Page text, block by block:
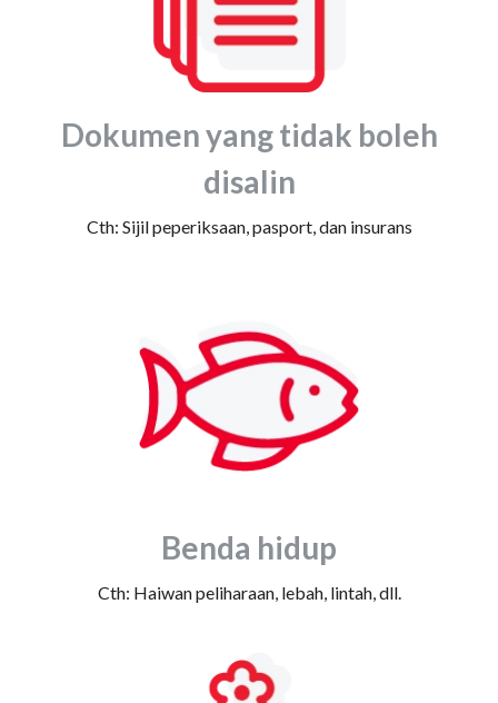
Dokumen yang tidak boleh
disalin
Cth: Sijil peperiksaan, pasport, dan insurans
Benda hidup
Cth: Haiwan peliharaan, lebah, lintah, dll.